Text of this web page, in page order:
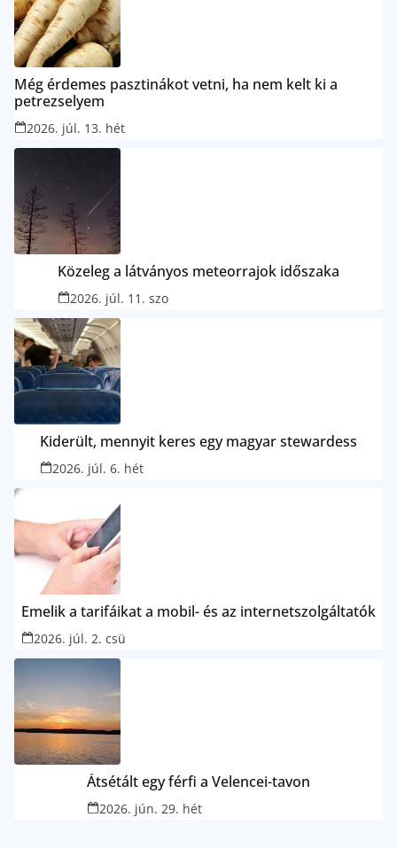
Még érdemes pasztinákot vetni, ha nem kelt ki a
petrezselyem
2026. júl. 13. hét
Közeleg a látványos meteorrajok időszaka
2026. júl. 11. szo
Kiderült, mennyit keres egy magyar stewardess
2026. júl. 6. hét
Emelik a tarifáikat a mobil- és az internetszolgáltatók
2026. júl. 2. csü
Átsétált egy férfi a Velencei-tavon
2026. jún. 29. hét